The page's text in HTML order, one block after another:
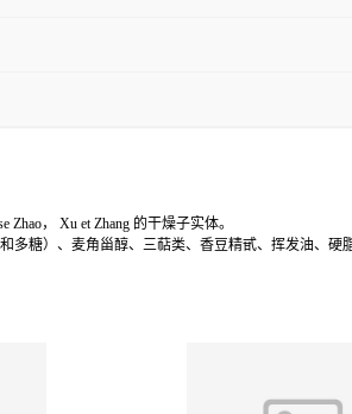
Zhao， Xu et Zhang 的干燥子实体。
多糖）、麦角甾醇、三萜类、香豆精甙、挥发油、硬脂